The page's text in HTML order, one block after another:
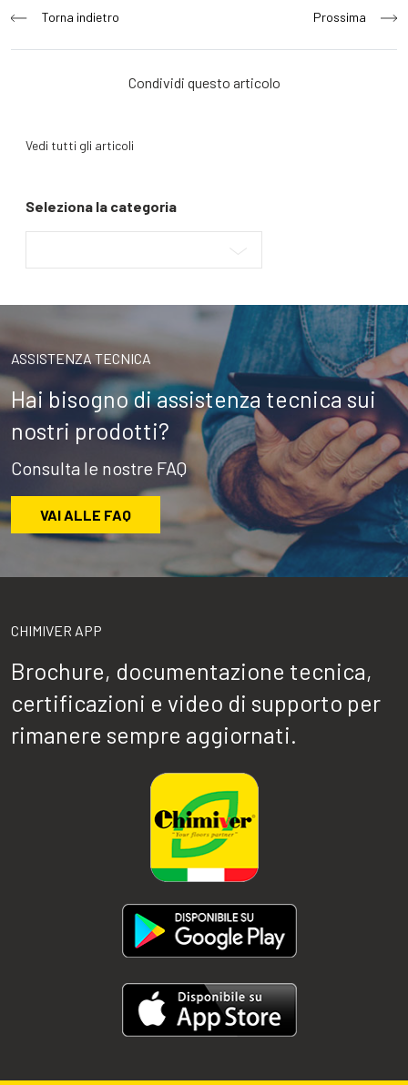
Navigazione
articoli
Torna indietro Prossima
Condividi questo articolo
Vedi tutti gli articoli
Seleziona la categoria
ASSISTENZA TECNICA
Hai bisogno di assistenza tecnica sui
nostri prodotti?
Consulta le nostre FAQ
VAI ALLE FAQ
CHIMIVER APP
Brochure, documentazione tecnica,
certificazioni e video di supporto per
rimanere sempre aggiornati.